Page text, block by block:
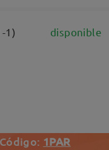
1) disponible
1PAR